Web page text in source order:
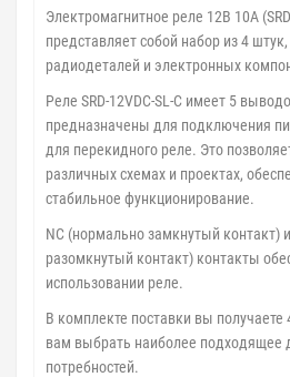
Электромагнитное реле 12В 10А
представляет собой набор из 4
радиодеталей и электронных
Реле SRD-12VDC-SL-C имеет 5
предназначены для подключения
для перекидного реле. Это
различных схемах и проектах,
стабильное функционирование.
NC (нормально замкнутый контакт)
разомкнутый контакт) контакты
использовании реле.
В комплекте поставки вы получаете
вам выбрать наиболее подходящее
потребностей.